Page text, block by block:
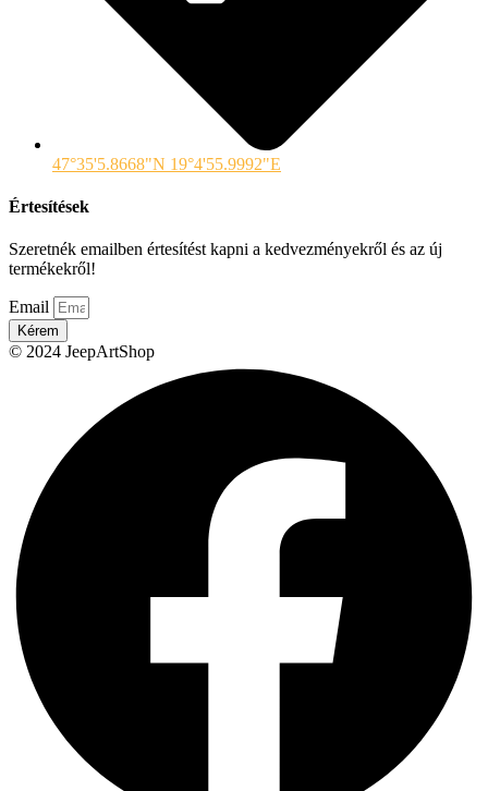
47°35'5.8668"N 19°4'55.9992"E
Értesítések
Szeretnék emailben értesítést kapni a kedvezményekről és az új
termékekről!
Email
Kérem
© 2024 JeepArtShop